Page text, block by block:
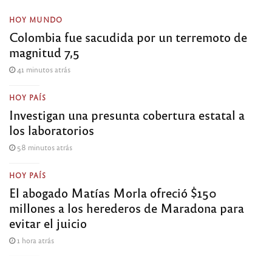
HOY MUNDO
Colombia fue sacudida por un terremoto de
magnitud 7,5
41 minutos atrás
HOY PAÍS
Investigan una presunta cobertura estatal a
los laboratorios
58 minutos atrás
HOY PAÍS
El abogado Matías Morla ofreció $150
millones a los herederos de Maradona para
evitar el juicio
1 hora atrás